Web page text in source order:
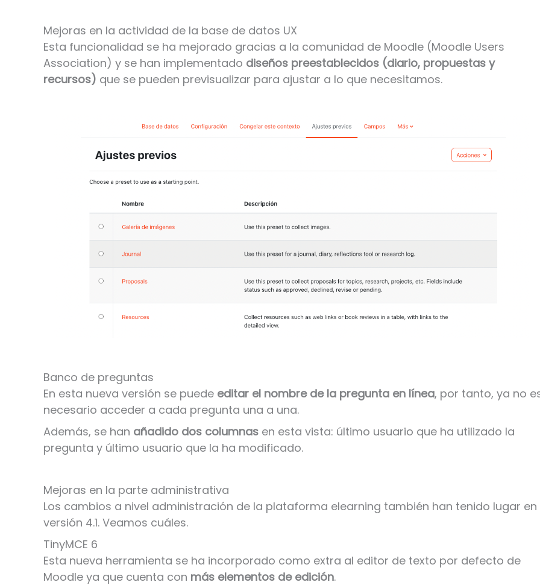
Mejoras en la actividad de la base de datos UX
Esta funcionalidad se ha mejorado gracias a la comunidad de Moodle (Moodle Users
Association) y se han implementado diseños preestablecidos (diario, propuestas y
recursos) que se pueden previsualizar para ajustar a lo que necesitamos.
Banco de preguntas
En esta nueva versión se puede editar el nombre de la pregunta en línea, por tanto, ya no
necesario acceder a cada pregunta una a una.
Además, se han añadido dos columnas en esta vista: último usuario que ha utilizado la
pregunta y último usuario que la ha modificado.
Mejoras en la parte administrativa
Los cambios a nivel administración de la plataforma elearning también han tenido lugar en
versión 4.1. Veamos cuáles.
TinyMCE 6
Esta nueva herramienta se ha incorporado como extra al editor de texto por defecto de
Moodle ya que cuenta con más elementos de edición.